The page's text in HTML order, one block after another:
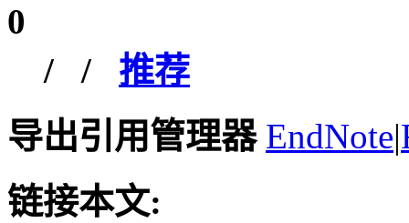
0
/ / 推荐
导出引用管理器 EndNote|
链接本文: